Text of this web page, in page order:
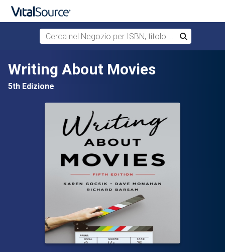
Passa al contenuto principale
Cerca nel Negozio per ISBN, titolo o autore
Cerca
Writing About Movies
5th Edizione